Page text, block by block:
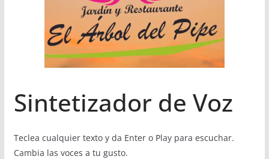
Sintetizador de Voz
Teclea cualquier texto y da Enter o Play para escuchar.
Cambia las voces a tu gusto.